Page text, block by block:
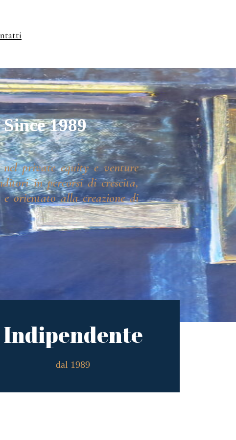
1989
private equity e venture
in percorsi di crescita,
e orientato alla creazione di
Indipendente
dal 1989